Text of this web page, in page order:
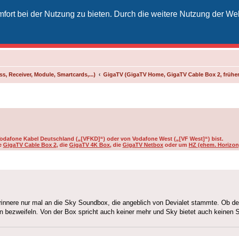
bei der Nutzung zu bieten. Durch die weitere Nutzung der
Receiver, Module, Smartcards,...) GigaTV (GigaTV Home, GigaTV Cable Box 2,
Kabel Deutschland („[VFKD]“) oder von Vodafone West („[VF West]“) bist.
GigaTV Cable Box 2, die GigaTV 4K Box, die GigaTV Netbox oder um HZ (ehem.
nur mal an die Sky Soundbox, die angeblich von Devialet stammte. Ob
Von der Box spricht auch keiner mehr und Sky bietet auch keinen